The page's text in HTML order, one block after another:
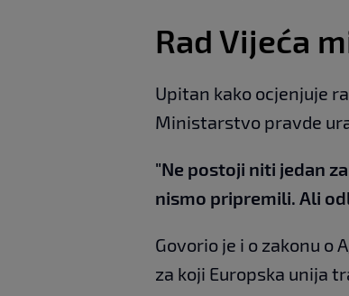
Rad Vijeća
Upitan kako ocjenjuje
Ministarstvo pravde
"Ne postoji niti jedan
nismo pripremili. Ali
Govorio je i o zakonu o
za koji Europska unija